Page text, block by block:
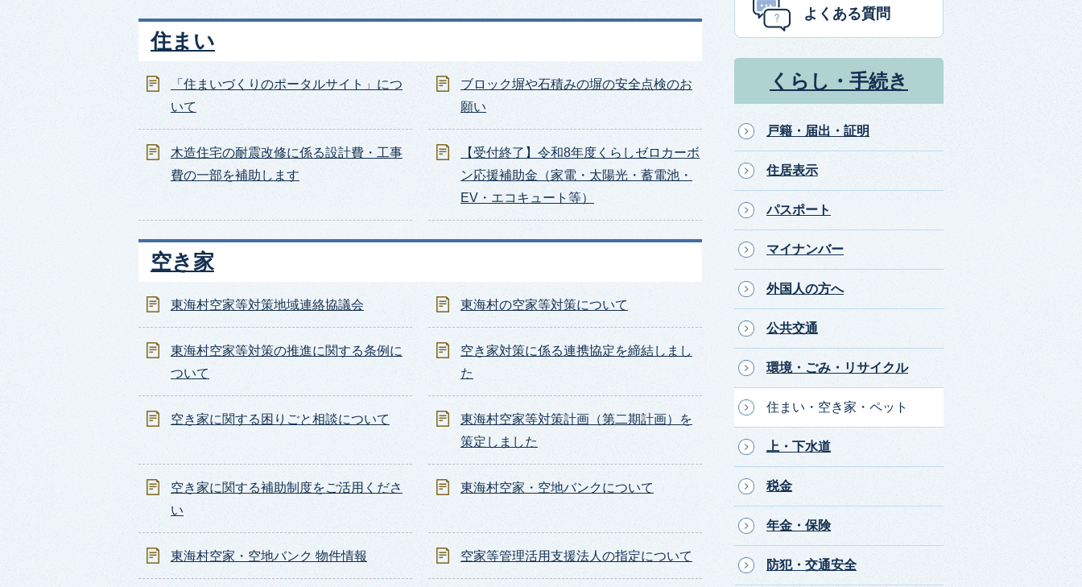
住まい
「住まいづくりのポータルサイト」につ
いて
ブロック塀や石積みの塀の安全点検のお
願い
木造住宅の耐震改修に係る設計費・工事
費の一部を補助します
【受付終了】令和8年度くらしゼロカーボ
ン応援補助金（家電・太陽光・蓄電池・
EV・エコキュート等）
空き家
東海村空家等対策地域連絡協議会 東海村の空家等対策について
東海村空家等対策の推進に関する条例に
ついて
空き家対策に係る連携協定を締結しまし
た
空き家に関する困りごと相談について
東海村空家等対策計画（第二期計画）を
策定しました
空き家に関する補助制度をご活用くださ
い
東海村空家・空地バンクについて
東海村空家・空地バンク 物件情報 空家等管理活用支援法人の指定について
よくある質問
くらし・手続き
戸籍・届出・証明
住居表示
パスポート
マイナンバー
外国人の方へ
公共交通
環境・ごみ・リサイクル
住まい・空き家・ペット
上・下水道
税金
年金・保険
防犯・交通安全